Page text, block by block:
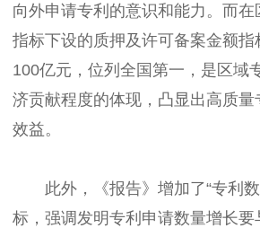
向外申请专利的意识和能力。而
指标下设的质押及许可备案金额指
100亿元，位列全国第一，是区域
济贡献程度的体现，凸显出高质
效益。
此外，《报告》增加了“专利数
标，强调发明专利申请数量增长要